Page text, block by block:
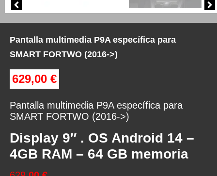
Pantalla multimedia P9A específica para
SMART FORTWO (2016->)
629,00 €
Pantalla multimedia P9A específica para
SMART FORTWO (2016->)
Display 9″ . OS Android 14 –
4GB RAM – 64 GB memoria